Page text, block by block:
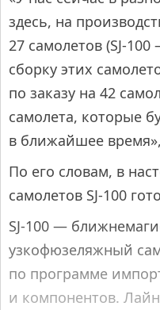
здесь, на
27 самолетов (SJ-
сборку этих
по заказу на 42
самолета, которые
в ближайшее
По его словам, в
самолетов SJ-100
SJ-100 —
узкофюзеляжный
по программе
и компонентов.